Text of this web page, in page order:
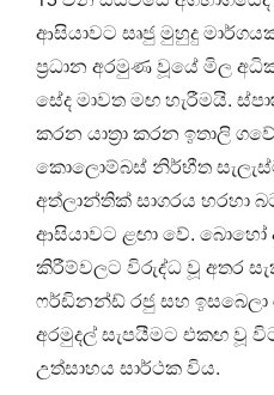
ආසියාවට සෘජු මුහුදු
ප්‍රධාන අරමුණ වූයේ මිල
සේද මාවත මඟ හැරීමයි.
කරන යාත්‍රා කරන ඉතාලි
කොලොම්බස් නිර්භීත
අත්ලාන්තික් සාගරය හරහා
ආසියාවට ළඟා වේ.
කිරීම්වලට විරුද්ධ වූ අතර
ෆර්ඩිනන්ඩ් රජු සහ
අරමුදල් සැපයීමට එකඟ වූ
උත්සාහය සාර්ථක විය.